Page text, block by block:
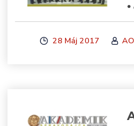
•
28 Máj 2017